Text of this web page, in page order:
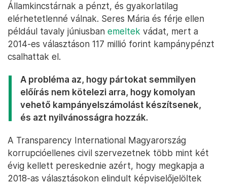
Államkincstárnak a pénzt, és gyakorlatilag
elérhetetlenné válnak. Seres Mária és férje ellen
például tavaly júniusban emeltek vádat, mert a
2014-es választáson 117 millió forint kampánypénzt
csalhattak el.
A probléma az, hogy pártokat semmilyen
előírás nem kötelezi arra, hogy komolyan
vehető kampányelszámolást készítsenek,
és azt nyilvánosságra hozzák.
A Transparency International Magyarország
korrupcióellenes civil szervezetnek több mint két
évig kellett pereskednie azért, hogy megkapja a
2018-as választásokon elindult képviselőjelöltek